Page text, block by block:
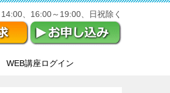
、16:00～19:00、日祝除く
WEB講座ログイン